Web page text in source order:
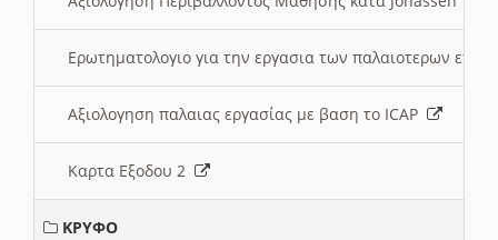
Ερωτηματολογιο για την εργασια των παλαιοτερων
Αξιολογηση παλαιας εργασίας με βαση το ICAP
Καρτα Εξοδου 2
ΚΡΥΦΟ